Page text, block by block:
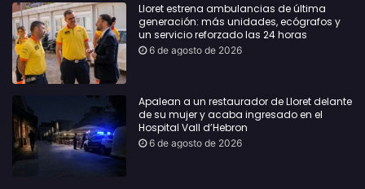
Lloret estrena ambulancias de última
generación: más unidades, ecógrafos y
un servicio reforzado las 24 horas
6 de agosto de 2026
Apalean a un restaurador de Lloret delante
de su mujer y acaba ingresado en el
Hospital Vall d’Hebron
6 de agosto de 2026